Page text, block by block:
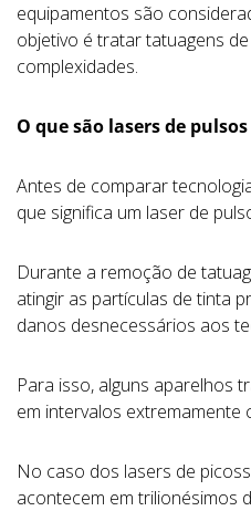
equipamentos são
objetivo é tratar tatuagens
complexidades.
O que são lasers de
Antes de comparar
que significa um laser de
Durante a remoção de
atingir as partículas de tinta
danos desnecessários aos
Para isso, alguns aparelhos
em intervalos extremamente
No caso dos lasers de
acontecem em trilionésimos